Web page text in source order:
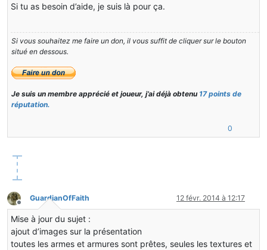
Si tu as besoin d’aide, je suis là pour ça.
Si vous souhaitez me faire un don, il vous suffit de cliquer sur le bouton
situé en dessous.
Je suis un membre apprécié et joueur, j’ai déjà obtenu 17 points de
réputation.
0
Hors-ligne
GuardianOfFaith 12 févr. 2014 à 12:17
Mise à jour du sujet :
ajout d’images sur la présentation
toutes les armes et armures sont prêtes, seules les textures et